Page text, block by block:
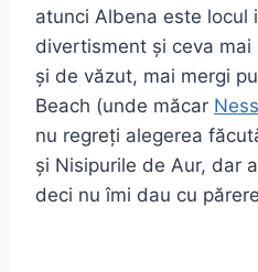
atunci Albena este locul
divertisment și ceva
și de văzut, mai mergi
Beach (unde măcar
nu regreți alegerea
și Nisipurile de Aur, dar
deci nu îmi dau cu